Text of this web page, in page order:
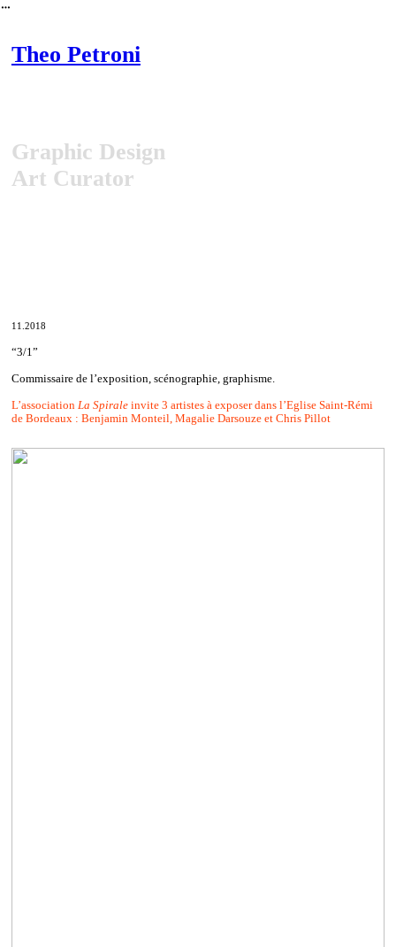
︎
Theo Petroni
Graphic Design
Art Curator
11.2018
“3/1”
Commissaire de l’exposition, scénographie, graphisme.
L’association La Spiraleinvite 3 artistes à exposer dans l’Eglise Saint-Rémi
de Bordeaux : Benjamin Monteil, Magalie Darsouze et Chris Pillot